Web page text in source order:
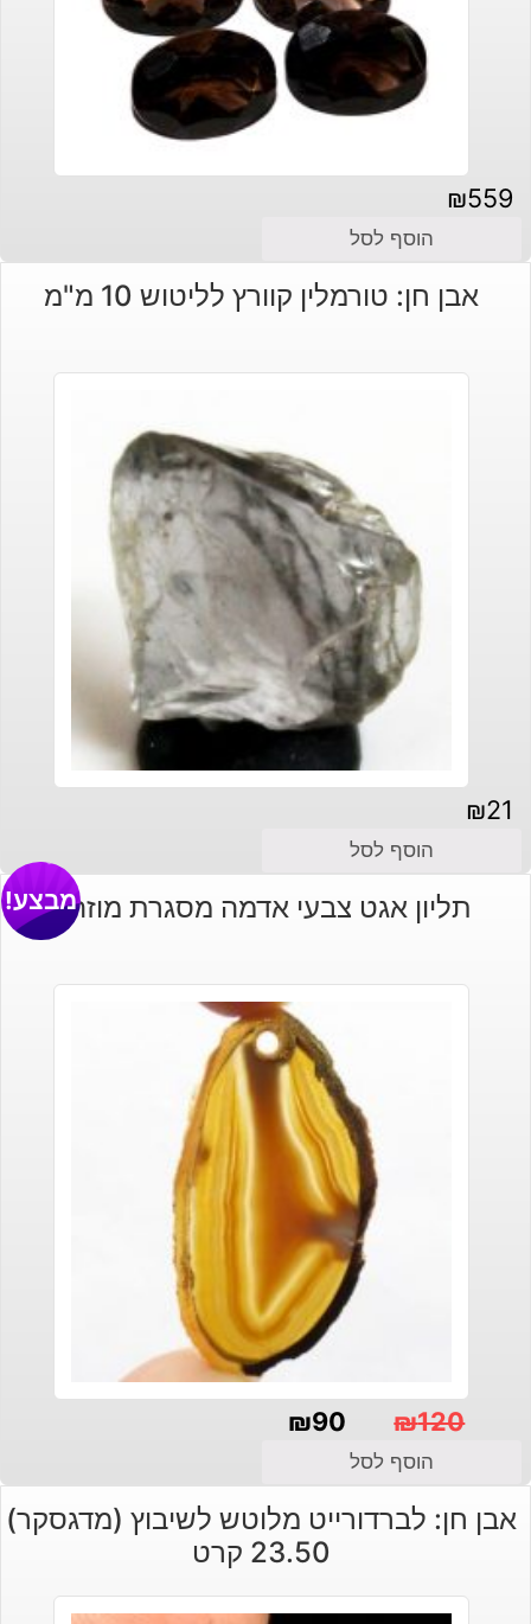
₪559
הוסף לסל
אבן חן: טורמלין קוורץ לליטוש 10 מ"מ
₪21
הוסף לסל
תליון אגט צבעי אדמה מסגרת מוזהבמבצע!
₪120
המקורי
היה:
₪90
הנוכחי
הוא:
הוסף לסל
אבן חן: לברדורייט מלוטש לשיבוץ (מדגסקר)
23.50 קרט